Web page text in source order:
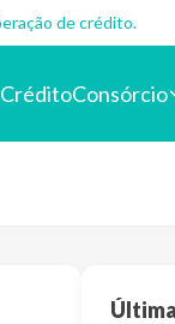
de crédito.
Consórcio